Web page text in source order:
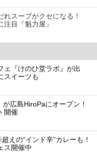
スープがクセになる！
注目『魁力屋』
ェ『けのひ堂ラボ』が出
スイーツも
広島HiroPaにオープン！
開催
えの“インド辛”カレーも！
ス開催中